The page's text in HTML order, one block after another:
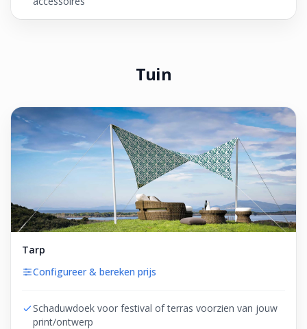
Tuin
Tarp
Configureer & bereken prijs
Schaduwdoek voor festival of terras voorzien van jouw
print/ontwerp